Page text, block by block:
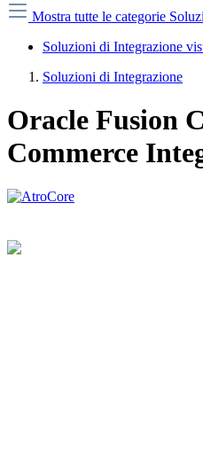
Mostra tutte le categorie
Soluzioni di Integrazione
Soluzioni di Integrazione
Oracle Fusion
Commerce